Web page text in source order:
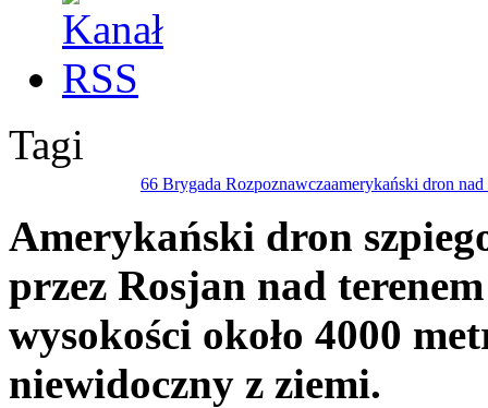
Tagi
66 Brygada Rozpoznawczaamerykański dron
Amerykański dron
przez Rosjan nad
wysokości około 4000
niewidoczny z ziemi.